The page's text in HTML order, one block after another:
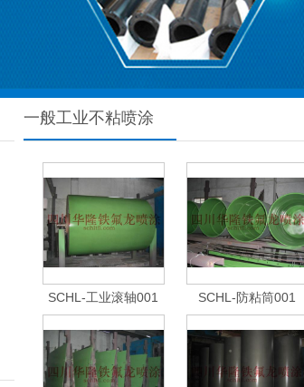
一般工业不粘喷涂
SCHL-工业滚轴001 SCHL-防粘筒001